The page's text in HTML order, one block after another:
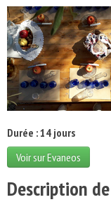
Destinations
Acteurs
Thèmes
Durée : 14 jours
Voir sur Evaneos
Description